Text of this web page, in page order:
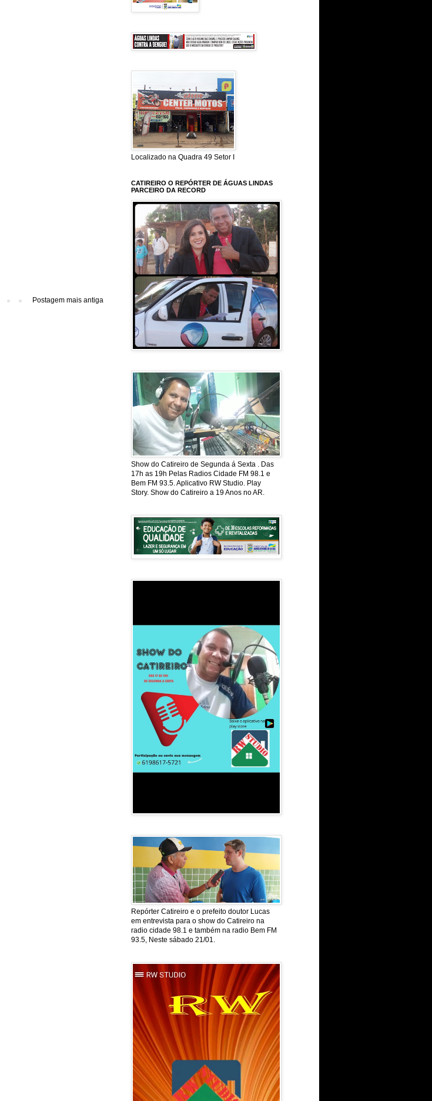
Postagem mais antiga
Localizado na Quadra 49 Setor I
CATIREIRO O REPÓRTER DE ÁGUAS LINDAS
PARCEIRO DA RECORD
Show do Catireiro de Segunda á Sexta . Das
17h as 19h Pelas Radios Cidade FM 98.1 e
Bem FM 93.5. Aplicativo RW Studio. Play
Story. Show do Catireiro a 19 Anos no AR.
Repórter Catireiro e o prefeito doutor Lucas
em entrevista para o show do Catireiro na
radio cidade 98.1 e também na radio Bem FM
93.5, Neste sábado 21/01.